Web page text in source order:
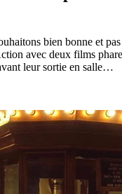
bien bonne et
avec deux films
leur sortie en salle…